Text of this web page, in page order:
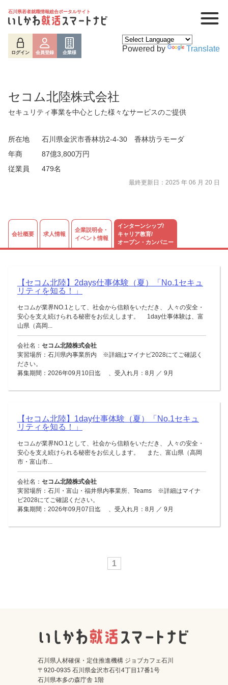
石川県若者就職情報総合ポータルサイト
ログイン 会員登録 企業様 Powered by Translate
会員登録 企業様
セコム北陸株式会社
セキュリティ事業を中心とした様々なサービスのご提供
所在地
石川県金沢市香林坊2-4-30 香林坊ラモーダ
年商
87億3,800万円
従業員
479名
最終更新日：2025 年 06 月 20 日
会社概要 求人情報
企業説明会・
イベント情報
インターンシップ/
キャリア教育/
オープン・カンパニー
【セコム北陸】2days仕事体験（夏）「No.1セキュ
リティを知る！」
セコムが業界NO.1として、社会から信頼をいただき、 人々の安全・
安心を支え続けられる秘密をお伝えします。 1day仕事体験は、富
山県（高岡...
会社名： セコム北陸株式会社
実習場所：石川県内事業所内 ※詳細はマイナビ2028にてご確認く
ださい。
募集期間：2026年09月10日迄 、受入れ月：8月 ／ 9月
【セコム北陸】1day仕事体験（夏）「No.1セキュ
リティを知る！」
セコムが業界NO.1として、社会から信頼をいただき、 人々の安全・
安心を支え続けられる秘密をお伝えします。 また、富山県（高岡
市・富山市...
会社名： セコム北陸株式会社
実習場所：石川・富山・福井県内事業所、Teams ※詳細はマイナ
ビ2028にてご確認ください。
募集期間：2026年09月07日迄 、受入れ月：8月 ／ 9月
1
石川県人材確保・定住推進機構 ジョブカフェ石川
〒920-0935 石川県金沢市石引4丁目17番1号
石川県本多の森庁舎 1階